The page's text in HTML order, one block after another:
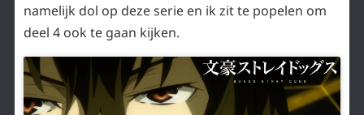
namelijk dol op deze serie en ik zit te popelen om
deel 4 ook te gaan kijken.